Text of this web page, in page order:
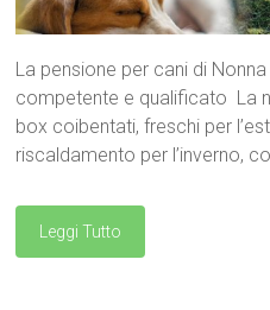
La pensione per cani di
competente e qualificato La
box coibentati, freschi per
riscaldamento per l’inverno,
Leggi Tutto